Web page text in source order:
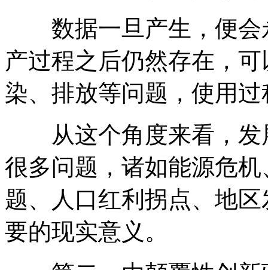
数据一旦产生，便会
产过程之后仍然存在，
染、排放等问题，使用
从这个角度来看，发
很多问题，诸如能源危
题、人口红利拐点、地
要的现实意义。